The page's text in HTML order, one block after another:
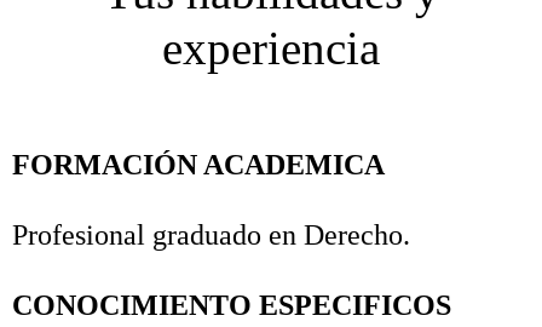
experiencia
FORMACIÓN ACADEMICA
Profesional graduado en Derecho.
CONOCIMIENTO ESPECIFICOS